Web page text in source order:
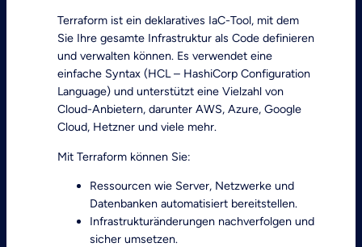
Terraform ist ein deklaratives IaC-Tool, mit dem
Sie Ihre gesamte Infrastruktur als Code definieren
und verwalten können. Es verwendet eine
einfache Syntax (HCL – HashiCorp Configuration
Language) und unterstützt eine Vielzahl von
Cloud-Anbietern, darunter AWS, Azure, Google
Cloud, Hetzner und viele mehr.
Mit Terraform können Sie:
Ressourcen wie Server, Netzwerke und
Datenbanken automatisiert bereitstellen.
Infrastrukturänderungen nachverfolgen und
sicher umsetzen.